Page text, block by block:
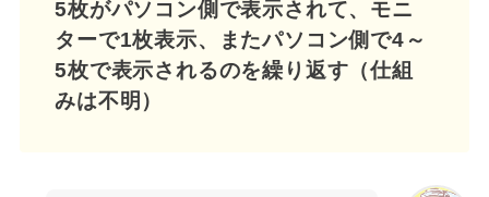
5枚がパソコン側で表示されて、モニ
ターで1枚表示、またパソコン側で4～
5枚で表示されるのを繰り返す（仕組
みは不明）